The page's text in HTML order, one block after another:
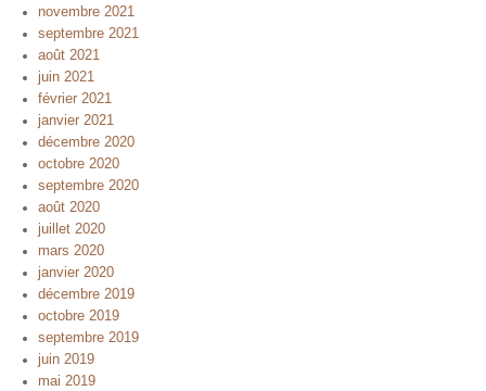
novembre 2021
septembre 2021
août 2021
juin 2021
février 2021
janvier 2021
décembre 2020
octobre 2020
septembre 2020
août 2020
juillet 2020
mars 2020
janvier 2020
décembre 2019
octobre 2019
septembre 2019
juin 2019
mai 2019